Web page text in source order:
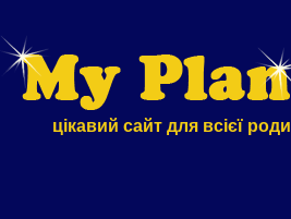
цікавий сайт для всієї